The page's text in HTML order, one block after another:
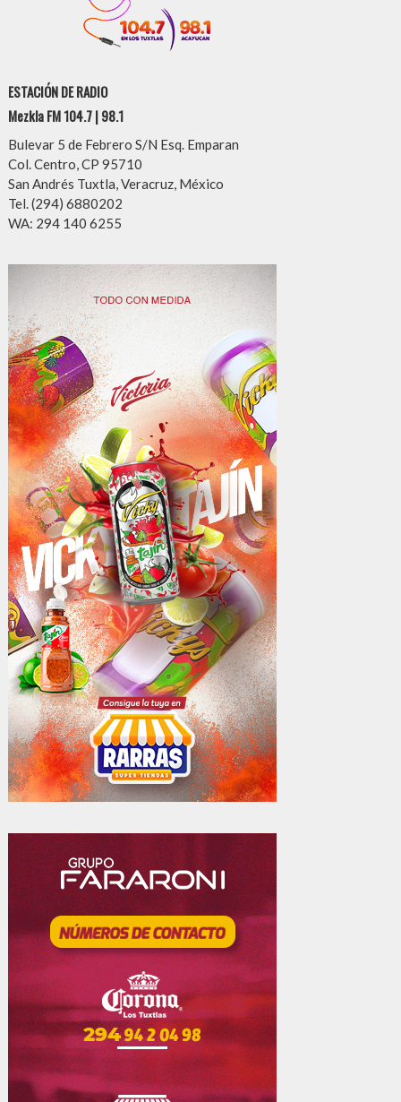
ESTACIÓN DE RADIO
Mezkla FM 104.7 | 98.1
Bulevar 5 de Febrero S/N Esq. Emparan
Col. Centro, CP 95710
San Andrés Tuxtla, Veracruz, México
Tel. (294) 6880202
WA: 294 140 6255